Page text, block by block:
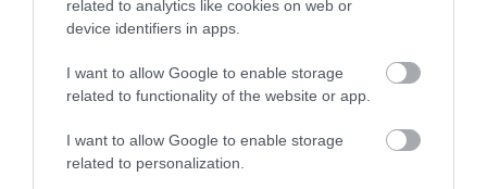
related to analytics like cookies on web or
device identifiers in apps.
I want to allow Google to enable storage
related to functionality of the website or app.
I want to allow Google to enable storage
related to personalization.
Ενδιαφέρεστε για τις υπηρεσίες μας;
Επικοινωνήστε άμεσα μαζί μας για να σας
καθοδηγήσουμε κατάλληλα.